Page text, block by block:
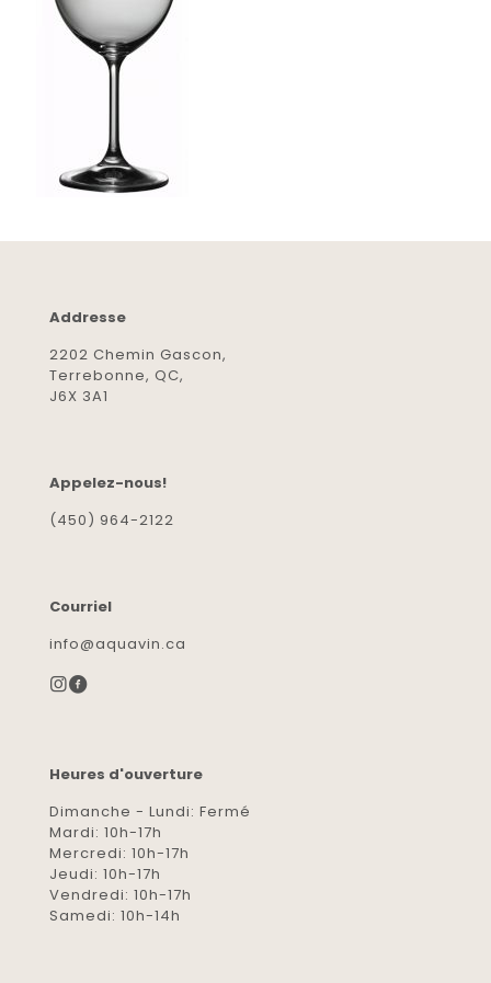
Addresse
2202 Chemin Gascon,
Terrebonne, QC,
J6X 3A1
Appelez-nous!
(450) 964-2122
Courriel
info@aquavin.ca
Heures d'ouverture
Dimanche - Lundi: Fermé
Mardi: 10h-17h
Mercredi: 10h-17h
Jeudi: 10h-17h
Vendredi: 10h-17h
Samedi: 10h-14h